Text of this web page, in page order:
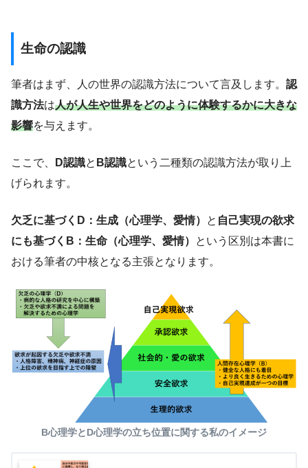
生命の認識
筆者はまず、人の世界の認識方法について言及します。 認
識方法は人が人生や世界をどのように体験するかに大きな
影響を与えます。
ここで、 D認識と B認識という二種類の認識方法が取り上
げられます。
欠乏に基づくD：生成（心理学、愛情） と 自己実現の欲求
にも基づくB：生命（心理学、愛情）
という区別は本書に
おける筆者の中核となる主張となります。
B心理学とD心理学の立ち位置に関する私のイメージ